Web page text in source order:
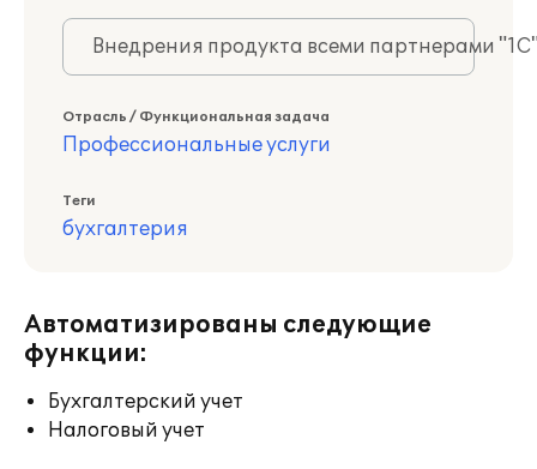
Внедрения продукта всеми партнерами
Отрасль / Функциональная задача
Профессиональные услуги
Теги
бухгалтерия
Автоматизированы следующие
функции:
Бухгалтерский учет
Налоговый учет